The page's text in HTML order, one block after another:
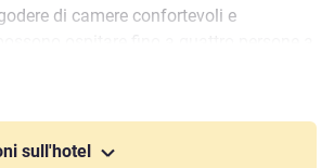
di camere confortevoli e
della Francia meridionale,
ristorante con le sue specialità
sull'hotel